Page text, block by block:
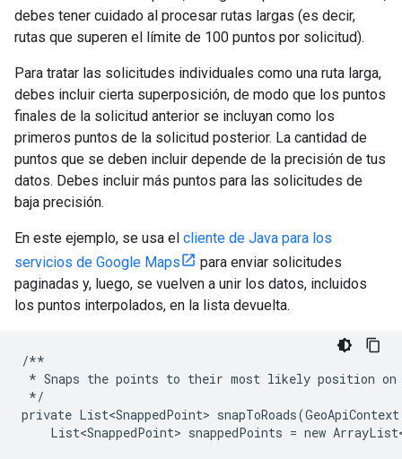
debes tener cuidado al procesar rutas largas (es decir,
rutas que superen el límite de 100 puntos por solicitud).
Para tratar las solicitudes individuales como una ruta larga,
debes incluir cierta superposición, de modo que los puntos
finales de la solicitud anterior se incluyan como los
primeros puntos de la solicitud posterior. La cantidad de
puntos que se deben incluir depende de la precisión de tus
datos. Debes incluir más puntos para las solicitudes de
baja precisión.
En este ejemplo, se usa el cliente de Java para los
servicios de Google Maps
para enviar solicitudes
paginadas y, luego, se vuelven a unir los datos, incluidos
los puntos interpolados, en la lista devuelta.
/**
* Snaps the points to their most likely position on
*/
private List<SnappedPoint> snapToRoads(GeoApiContext
List<SnappedPoint> snappedPoints = new ArrayList